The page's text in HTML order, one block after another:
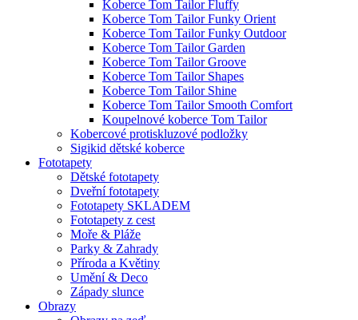
Koberce Tom Tailor Fluffy
Koberce Tom Tailor Funky Orient
Koberce Tom Tailor Funky Outdoor
Koberce Tom Tailor Garden
Koberce Tom Tailor Groove
Koberce Tom Tailor Shapes
Koberce Tom Tailor Shine
Koberce Tom Tailor Smooth Comfort
Koupelnové koberce Tom Tailor
Kobercové protiskluzové podložky
Sigikid dětské koberce
Fototapety
Dětské fototapety
Dveřní fototapety
Fototapety SKLADEM
Fototapety z cest
Moře & Pláže
Parky & Zahrady
Příroda a Květiny
Umění & Deco
Západy slunce
Obrazy